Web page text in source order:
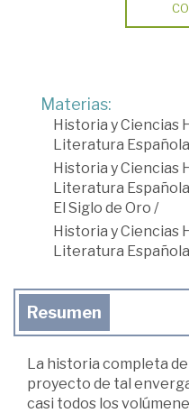
Materias:
Historia y Ciencias
Literatura Española
Historia y Ciencias
Literatura Española
El Siglo de Oro /
Historia y Ciencias
Literatura Española
Resumen
La historia completa
proyecto de tal
casi todos los